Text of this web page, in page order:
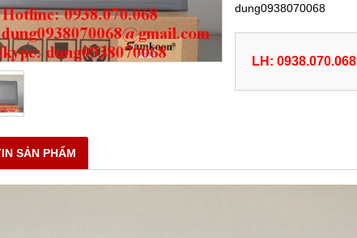
dung0938070068
LH: 0938.070.068
SẢN PHẨM